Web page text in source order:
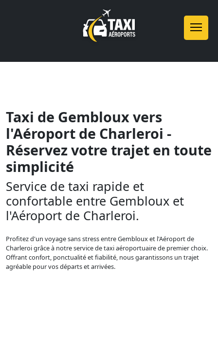
Taxi de Gembloux vers
l'Aéroport de Charleroi -
Réservez votre trajet en toute
simplicité
Service de taxi rapide et
confortable entre Gembloux et
l'Aéroport de Charleroi.
Profitez d'un voyage sans stress entre Gembloux et l'Aéroport de
Charleroi grâce à notre service de taxi aéroportuaire de premier choix.
Offrant confort, ponctualité et fiabilité, nous garantissons un trajet
agréable pour vos départs et arrivées.